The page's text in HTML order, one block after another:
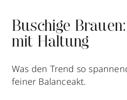
Buschige
mit Haltung
Was den Trend so
feiner Balanceakt.